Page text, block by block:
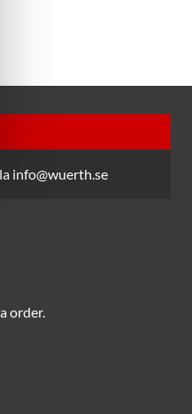
info@wuerth.se
order.